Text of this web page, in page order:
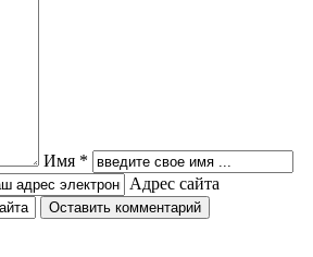
Имя *
Адрес сайта